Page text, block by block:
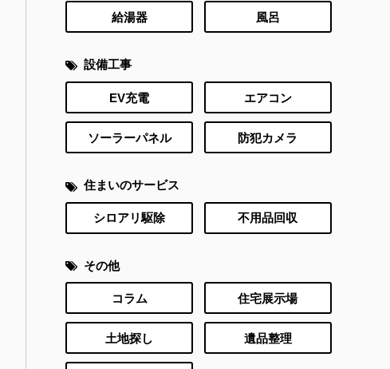
給湯器 風呂
設備工事
EV充電 エアコン
ソーラーパネル 防犯カメラ
住まいのサービス
シロアリ駆除 不用品回収
その他
コラム 住宅展示場
土地探し 遺品整理